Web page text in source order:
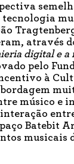
tecnologia
através
digital e a
pelo
à
músico e
Batebit
musicais